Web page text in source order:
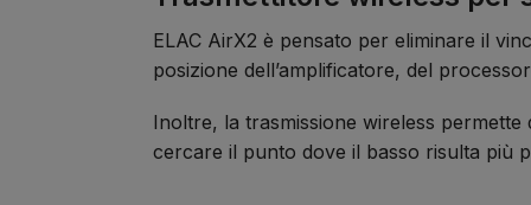
ELAC AirX2 è pensato per eliminare il
posizione dell’amplificatore, del
Inoltre, la trasmissione wireless
cercare il punto dove il basso risulta più